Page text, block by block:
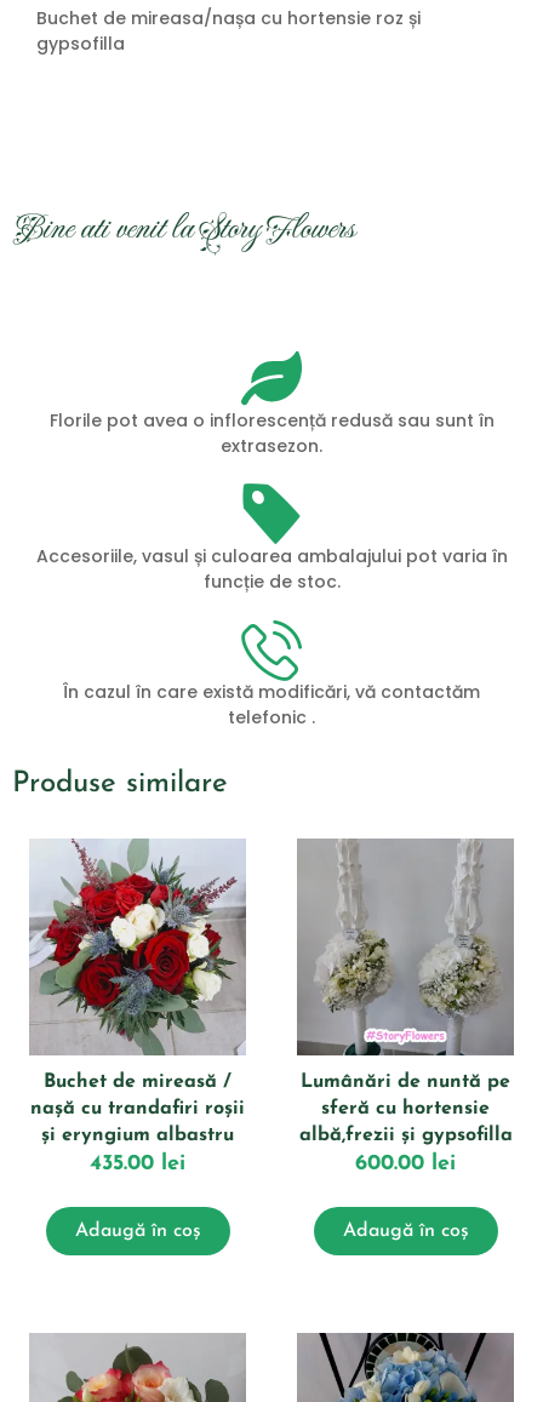
Buchet de mireasa/nașa cu hortensie roz și
gypsofilla
Bine ati venit la Story Flowers
Florile pot avea o inflorescență redusă sau sunt în
extrasezon.
Accesoriile, vasul și culoarea ambalajului pot varia în
funcție de stoc.
În cazul în care există modificări, vă contactăm
telefonic .
Produse similare
Buchet de mireasă /
nașă cu trandafiri roșii
și eryngium albastru
435.00 lei
Adaugă în coș
Lumânări de nuntă pe
sferă cu hortensie
albă,frezii și gypsofilla
600.00 lei
Adaugă în coș